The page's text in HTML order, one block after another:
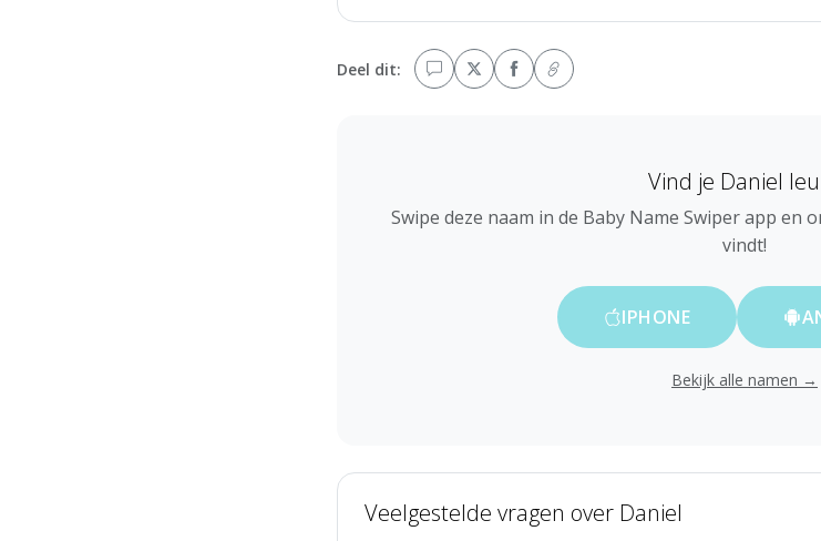
Deel dit:
Vind je Daniel
Swipe deze naam in de Baby Name Swiper app
vindt!
IPHONE
Bekijk alle namen →
Veelgestelde vragen over Daniel